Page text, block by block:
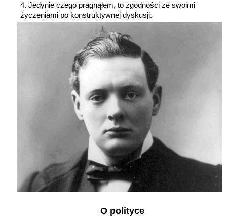
Jedynie czego pragnąłem, to zgodności ze swoimi
życzeniami po konstruktywnej dyskusji.
O polityce